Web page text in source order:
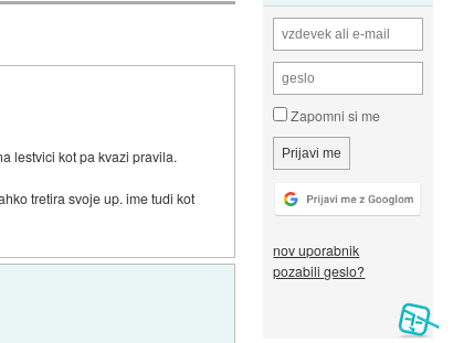
Zapomni si me
nov uporabnik
pozabili geslo?
lestvici kot pa kvazi pravila.
tretira svoje up. ime tudi kot